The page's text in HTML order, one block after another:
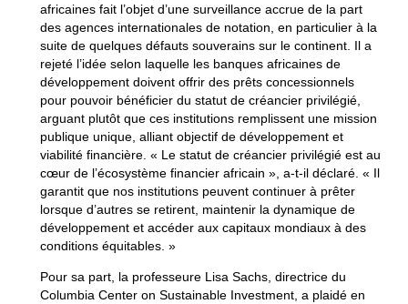
africaines fait l’objet d’une surveillance accrue de la part
des agences internationales de notation, en particulier à la
suite de quelques défauts souverains sur le continent. Il a
rejeté l’idée selon laquelle les banques africaines de
développement doivent offrir des prêts concessionnels
pour pouvoir bénéficier du statut de créancier privilégié,
arguant plutôt que ces institutions remplissent une mission
publique unique, alliant objectif de développement et
viabilité financière. « Le statut de créancier privilégié est au
cœur de l’écosystème financier africain », a-t-il déclaré. « Il
garantit que nos institutions peuvent continuer à prêter
lorsque d’autres se retirent, maintenir la dynamique de
développement et accéder aux capitaux mondiaux à des
conditions équitables. »
Pour sa part, la professeure Lisa Sachs, directrice du
Columbia Center on Sustainable Investment, a plaidé en